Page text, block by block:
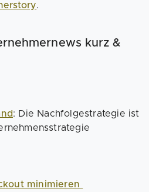
.
kurz &
: Die Nachfolgestrategie ist
minimieren